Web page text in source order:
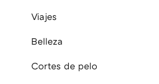
Viajes
Belleza
Cortes de pelo